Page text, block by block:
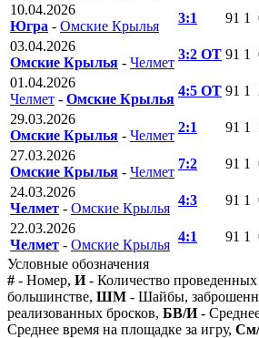
10.04.2026
Югра - Омские Крылья
3:1 91 1
03.04.2026
Омские Крылья - Челмет
3:2 ОТ 91 1
01.04.2026
Челмет - Омские Крылья
4:5 ОТ 91 1
29.03.2026
Омские Крылья - Челмет
2:1 91 1
27.03.2026
Омские Крылья - Челмет
7:2 91 1
24.03.2026
Челмет - Омские Крылья
4:3 91 1
22.03.2026
Челмет - Омские Крылья
4:1 91 1
Условные обозначения
# - Номер, И- Количество проведенных
большинстве, ШМ - Шайбы,
реализованных бросков, БВ/И- Среднее
Среднее время на площадке за игру,